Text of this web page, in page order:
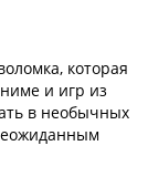
которая
и игр из
в необычных